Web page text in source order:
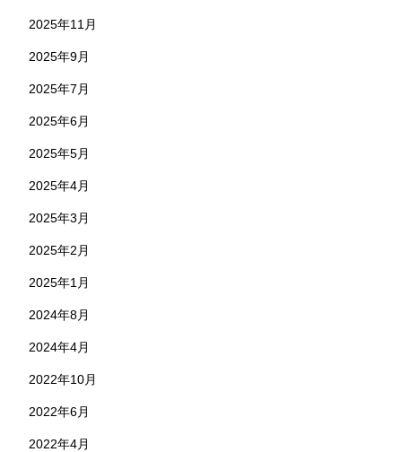
2025年11月
2025年9月
2025年7月
2025年6月
2025年5月
2025年4月
2025年3月
2025年2月
2025年1月
2024年8月
2024年4月
2022年10月
2022年6月
2022年4月